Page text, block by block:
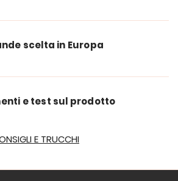
scelta in Europa
e test sul prodotto
E TRUCCHI